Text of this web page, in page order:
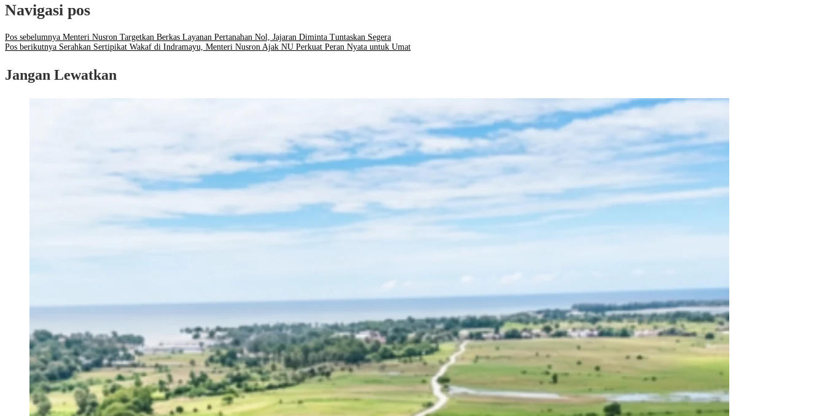
Navigasi pos
Pos sebelumnya Menteri Nusron Targetkan Berkas Layanan Pertanahan Nol, Jajaran Diminta Tuntaskan Segera
Pos berikutnya Serahkan Sertipikat Wakaf di Indramayu, Menteri Nusron Ajak NU Perkuat Peran Nyata untuk Umat
Jangan Lewatkan